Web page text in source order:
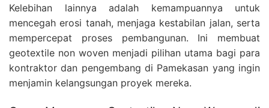
Kelebihan lainnya adalah kemampuannya untuk
mencegah erosi tanah, menjaga kestabilan jalan, serta
mempercepat proses pembangunan. Ini membuat
geotextile non woven menjadi pilihan utama bagi para
kontraktor dan pengembang di Pamekasan yang ingin
menjamin kelangsungan proyek mereka.